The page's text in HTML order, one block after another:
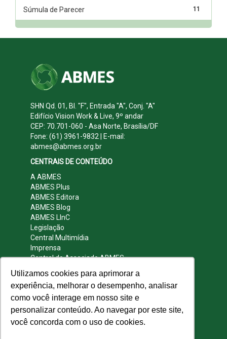
Utilizamos cookies para aprimorar a
experiência, melhorar o desempenho, analisar
como você interage em nosso site e
personalizar conteúdo. Ao navegar por este site,
você concorda com o uso de cookies.
11
Súmula de Parecer
SHN Qd. 01, Bl. "F", Entrada "A", Conj. "A"
Edifício Vision Work & Live, 9º andar
CEP: 70.701-060 - Asa Norte, Brasília/DF
Fone: (61) 3961-9832 | E-mail:
abmes@abmes.org.br
CENTRAIS DE CONTEÚDO
A ABMES
ABMES Plus
ABMES Editora
ABMES Blog
ABMES LInC
Legislação
Central Multimídia
Imprensa
Central do Associado ABMES
REDES SOCIAIS